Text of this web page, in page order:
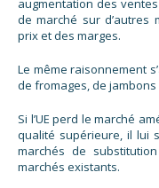
augmentation des
de marché sur d’autres
prix et des marges.
Le même raisonnement
de fromages, de jambons
Si l’UE perd le marché
qualité supérieure, il lui
marchés de
marchés existants.